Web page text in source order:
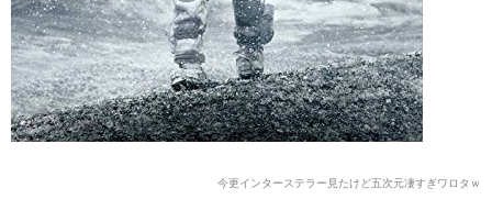
今更インターステラー見たけど五次元凄すぎワロタｗ